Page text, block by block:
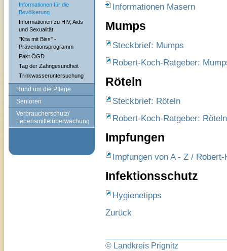
Informationen für die
Bevölkerung
Informationen zu HIV, Aids
und Sexualität
"Kita mit Biss" -
Präventionsprogramm
Pakt ÖGD
Tag der Zahngesundheit
Trinkwasseruntersuchung
Rund um die Pflege
Senioren
Verbraucherschutz/
Lebensmittelüberwachung
Informationen Masern
Mumps
Steckbrief: Mumps
Robert-Koch-Ratgeber:
Röteln
Steckbrief: Röteln
Robert-Koch-Ratgeber: Röteln
Impfungen
Impfungen von A - Z /
Infektionsschutz
Hygienetipps
Zurück
© Landkreis Prignitz